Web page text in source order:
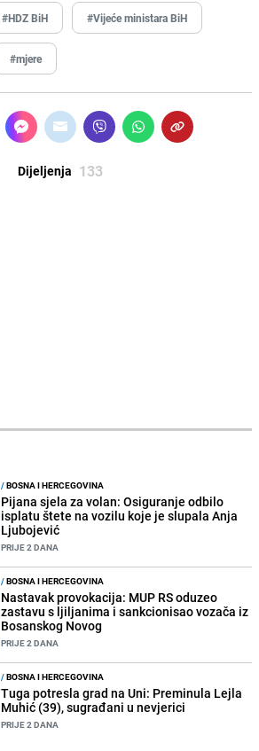
#HDZ BiH #Vijeće ministara BiH
#mjere
Dijeljenja 133
/BOSNA I HERCEGOVINA
Pijana sjela za volan: Osiguranje odbilo
isplatu štete na vozilu koje je slupala Anja
Ljubojević
PRIJE 2 DANA
/BOSNA I HERCEGOVINA
Nastavak provokacija: MUP RS oduzeo
zastavu s ljiljanima i sankcionisao vozača iz
Bosanskog Novog
PRIJE 2 DANA
/BOSNA I HERCEGOVINA
Tuga potresla grad na Uni: Preminula Lejla
Muhić (39), sugrađani u nevjerici
PRIJE 2 DANA